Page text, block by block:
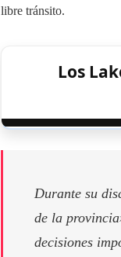
libre tránsito.
Los
Durante su
de la
decisiones